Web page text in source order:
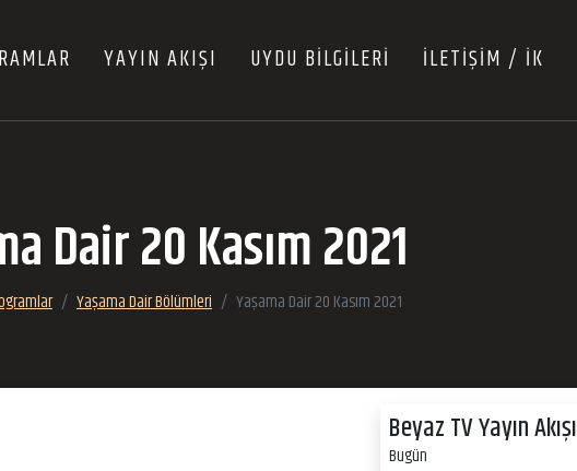
YAYIN AKIŞI UYDU BİLGİLERİ İLETİŞİM / İK
Dair 20 Kasım 2021
Yaşama Dair Bölümleri Yaşama Dair 20 Kasım 2021
Beyaz TV Yayın Akışı
Bugün